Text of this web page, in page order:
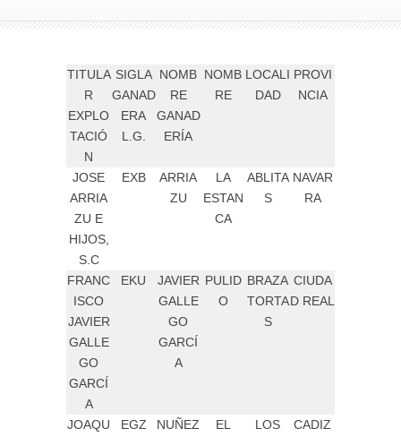
TITULA
R
EXPLO
TACIÓ
N
SIGLA
GANAD
ERA
L.G.
NOMB
RE
GANAD
ERÍA
NOMB
RE
LOCALI
DAD
PROVI
NCIA
JOSE
ARRIA
ZU E
HIJOS,
S.C
EXB
ARRIA
ZU
LA
ESTAN
CA
ABLITA
S
NAVAR
RA
FRANC
ISCO
JAVIER
GALLE
GO
GARCÍ
A
EKU
JAVIER
GALLE
GO
GARCÍ
A
PULID
O
BRAZA
TORTA
S
CIUDA
D REAL
JOAQU
EGZ
NUÑEZ
EL
LOS
CADIZ